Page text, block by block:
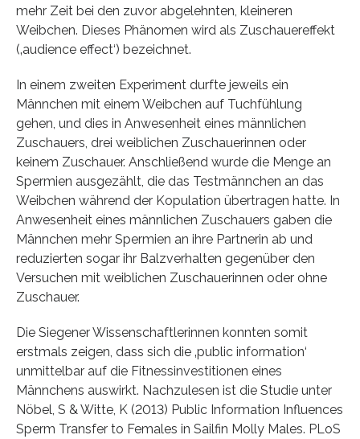
mehr Zeit bei den zuvor abgelehnten, kleineren
Weibchen. Dieses Phänomen wird als Zuschauereffekt
(‚audience effect‘) bezeichnet.
In einem zweiten Experiment durfte jeweils ein
Männchen mit einem Weibchen auf Tuchfühlung
gehen, und dies in Anwesenheit eines männlichen
Zuschauers, drei weiblichen Zuschauerinnen oder
keinem Zuschauer. Anschließend wurde die Menge an
Spermien ausgezählt, die das Testmännchen an das
Weibchen während der Kopulation übertragen hatte. In
Anwesenheit eines männlichen Zuschauers gaben die
Männchen mehr Spermien an ihre Partnerin ab und
reduzierten sogar ihr Balzverhalten gegenüber den
Versuchen mit weiblichen Zuschauerinnen oder ohne
Zuschauer.
Die Siegener Wissenschaftlerinnen konnten somit
erstmals zeigen, dass sich die ‚public information‘
unmittelbar auf die Fitnessinvestitionen eines
Männchens auswirkt. Nachzulesen ist die Studie unter
Nöbel, S & Witte, K (2013) Public Information Influences
Sperm Transfer to Females in Sailfin Molly Males. PLoS